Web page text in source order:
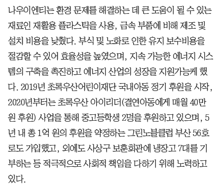
나우이엔티는 환경 문제를 해결하는 데 큰 도움이 될 수 있는
재료인 재활용 플라스틱을 사용, 금속 부품에 비해 제조 및
설치 비용을 낮췄다. 부식 및 노화로 인한 유지 보수비용을
절감할 수 있어 효율성을 높였으며, 지속 가능한 에너지 시스
템의 구축을 촉진하고 에너지 산업의 성장을 지원가능케 했
다. 2019년 초록우산어린이재단 국내아동 정기 후원을 시작,
2020년부터는 초록우산 아이리더(결연아동에게 매월 40만
원 후원) 사업을 통해 중고등학생 2명을 후원하고 있으며, 5
년 내 총 1억 원의 후원을 약정하는 그린노블클럽 부산 56호
로도 가입했고, 외에도 사상구 보훈회관에 냉장고 7대를 기
부하는 등 적극적으로 사회적 책임을 다하기 위해 노력하고
있다.